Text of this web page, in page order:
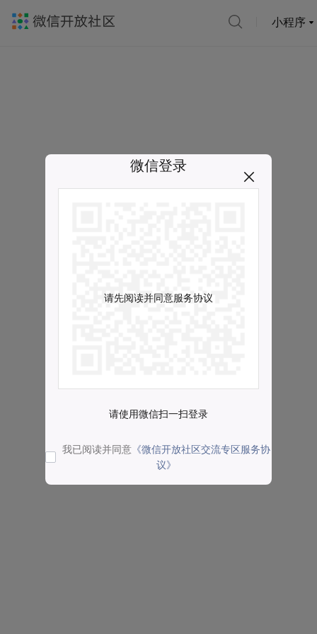
小程序
微信登录
请先阅读并同意服务协议
请使用微信扫一扫登录
我已阅读并同意 《微信开放社区交流专区服务协
议》